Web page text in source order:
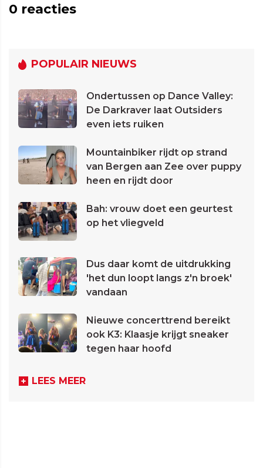
0 reacties
POPULAIR NIEUWS
Ondertussen op Dance Valley:
De Darkraver laat Outsiders
even iets ruiken
Mountainbiker rijdt op strand
van Bergen aan Zee over puppy
heen en rijdt door
Bah: vrouw doet een geurtest
op het vliegveld
Dus daar komt de uitdrukking
'het dun loopt langs z'n broek'
vandaan
Nieuwe concerttrend bereikt
ook K3: Klaasje krijgt sneaker
tegen haar hoofd
LEES MEER